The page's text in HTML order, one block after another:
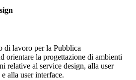
di lavoro per la Pubblica
orientare la progettazione di ambienti
relative al service design, alla user
alla user interface.